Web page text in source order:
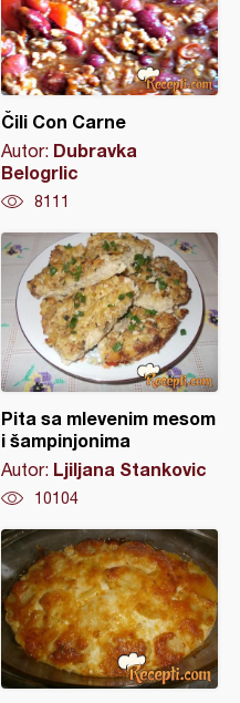
Čili Con Carne
Autor: Dubravka
Belogrlic
8111
Pita sa mlevenim mesom
i šampinjonima
Autor: Ljiljana Stankovic
10104